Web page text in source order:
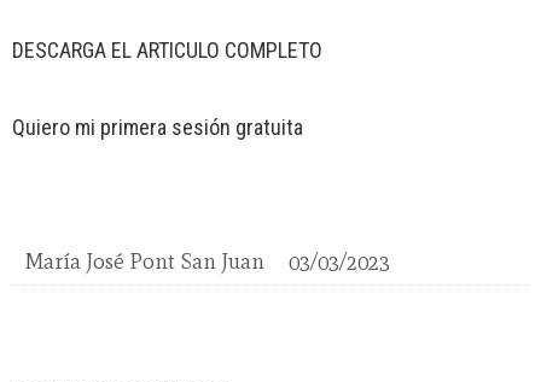
DESCARGA EL ARTICULO COMPLETO
Quiero mi primera sesión gratuita
María José Pont San Juan 03/03/2023